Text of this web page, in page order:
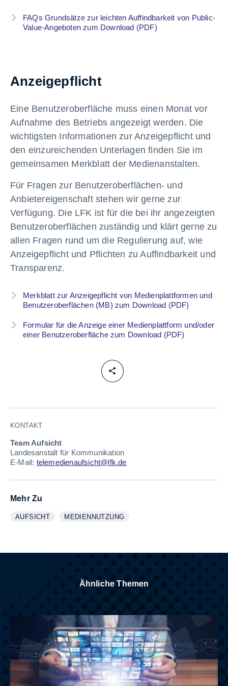
FAQs Grundsätze zur leichten Auffindbarkeit von Public-
Value-Angeboten zum Download (PDF)
Anzeigepflicht
Eine Benutzeroberfläche muss einen Monat vor
Aufnahme des Betriebs angezeigt werden. Die
wichtigsten Informationen zur Anzeigepflicht und
den einzureichenden Unterlagen finden Sie im
gemeinsamen Merkblatt der Medienanstalten.
Für Fragen zur Benutzeroberflächen- und
Anbietereigenschaft stehen wir gerne zur
Verfügung. Die LFK ist für die bei ihr angezeigten
Benutzeroberflächen zuständig und klärt gerne zu
allen Fragen rund um die Regulierung auf, wie
Anzeigepflicht und Pflichten zu Auffindbarkeit und
Transparenz.
Merkblatt zur Anzeigepflicht von Medienplattformen und
Benutzeroberflächen (MB) zum Download (PDF)
Formular für die Anzeige einer Medienplattform und/oder
einer Benutzeroberfläche zum Download (PDF)
KONTAKT
Team Aufsicht
Landesanstalt für Kommunikation
E-Mail: telemedienaufsicht@lfk.de
Mehr Zu
WEITERE INFORMATIONEN ZUM THEMA
AUFSICHT
ANZEIGEN WEITERE INFORMATIONEN ZUM THEMA
MEDIENNUTZUNG
ANZEIGEN
Ähnliche Themen